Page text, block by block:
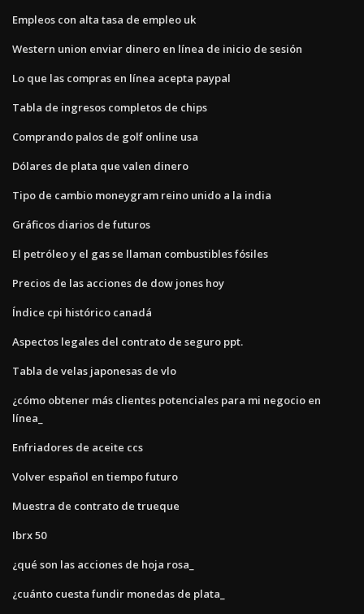
Empleos con alta tasa de empleo uk
Western union enviar dinero en línea de inicio de sesión
Lo que las compras en línea acepta paypal
Tabla de ingresos completos de chips
Comprando palos de golf online usa
Dólares de plata que valen dinero
Tipo de cambio moneygram reino unido a la india
Gráficos diarios de futuros
El petróleo y el gas se llaman combustibles fósiles
Precios de las acciones de dow jones hoy
Índice cpi histórico canadá
Aspectos legales del contrato de seguro ppt.
Tabla de velas japonesas de vlo
¿cómo obtener más clientes potenciales para mi negocio en
línea_
Enfriadores de aceite ccs
Volver español en tiempo futuro
Muestra de contrato de trueque
Ibrx 50
¿qué son las acciones de hoja rosa_
¿cuánto cuesta fundir monedas de plata_